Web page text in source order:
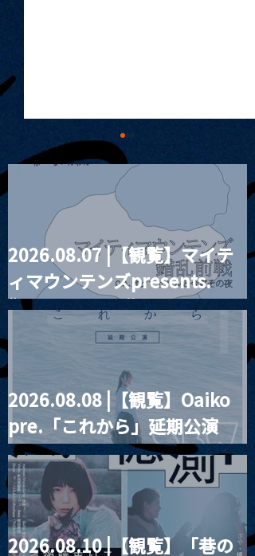
2025.08.02 |【観覧+配
信】昼）はまたく1stワン
マンライブ“82JAM”
2026.08.07 |【観覧】マイテ
ィマウンテンズpresents.
“HALL-IN-ONE”
2026.08.08 |【観覧】Oaiko
pre.「これから」延期公演
Blurred City Lights × 17歳
とベルリンの壁
2026.08.10 |【観覧】「巷の